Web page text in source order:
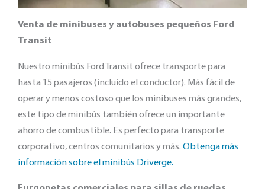
Venta de minibuses y autobuses pequeños Ford
Transit
Nuestro minibús Ford Transit ofrece transporte para
hasta 15 pasajeros (incluido el conductor). Más fácil de
operar y menos costoso que los minibuses más grandes,
este tipo de minibús también ofrece un importante
ahorro de combustible. Es perfecto para transporte
corporativo, centros comunitarios y más. Obtenga más
información sobre el minibús Driverge.